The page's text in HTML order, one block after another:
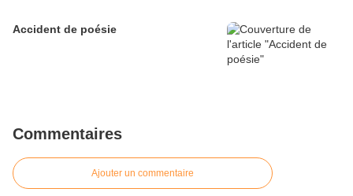
Accident de poésie
Commentaires
Ajouter un commentaire